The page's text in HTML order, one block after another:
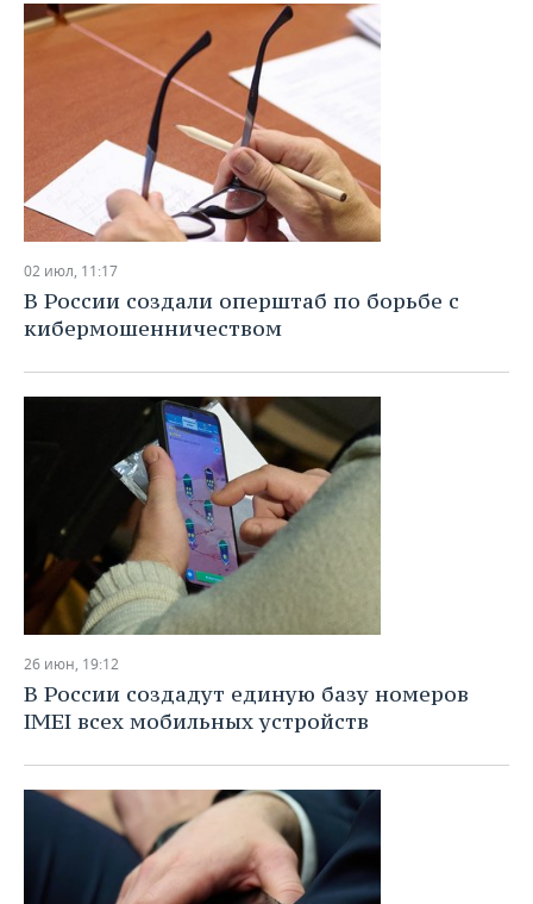
ХОККЕЙ С МЯЧОМ
ПРОИСШЕСТВИЯ
02 июл, 11:17
В России создали оперштаб по борьбе с
кибермошенничеством
26 июн, 19:12
В России создадут единую базу номеров
IMEI всех мобильных устройств